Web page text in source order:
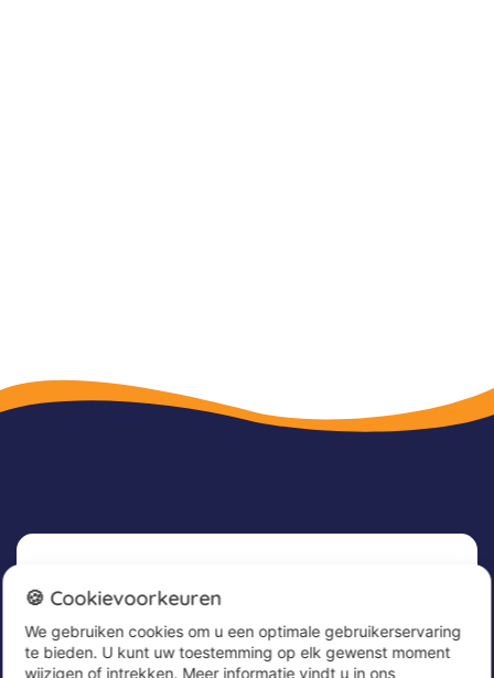
Nieuwsbrief
Meld u nu aan voor onze nieuwsbrief om
geweldige aanbiedingen te ontvangen en op de
🍪 Cookievoorkeuren
We gebruiken cookies om u een optimale gebruikerservaring
te bieden. U kunt uw toestemming op elk gewenst moment
wijzigen of intrekken. Meer informatie vindt u in ons